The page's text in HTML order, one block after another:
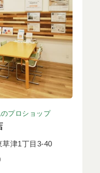
プロショップ
草津1丁目3-40